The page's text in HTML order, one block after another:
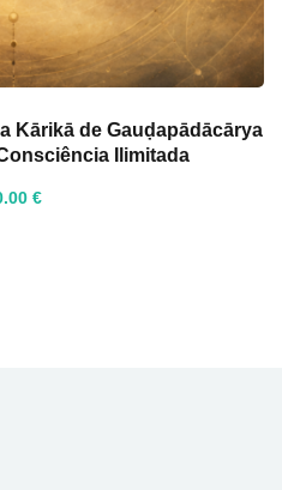
Kārikā de Gauḍapādācārya
Ilimitada
.00 €